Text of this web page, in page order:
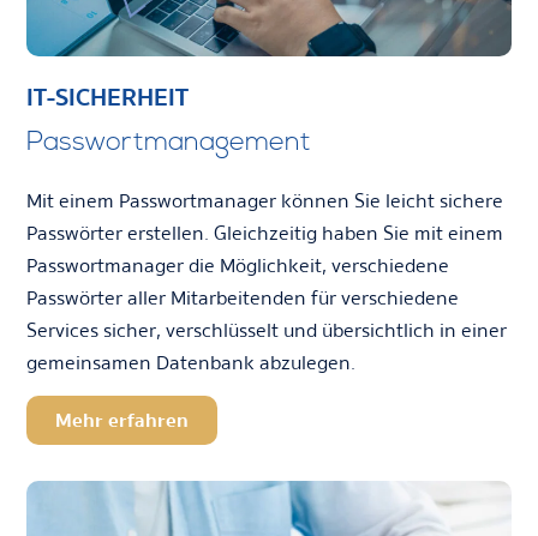
IT-SICHERHEIT
Passwortmanagement
Mit einem Passwortmanager können Sie leicht sichere
Passwörter erstellen. Gleichzeitig haben Sie mit einem
Passwortmanager die Möglichkeit, verschiedene
Passwörter aller Mitarbeitenden für verschiedene
Services sicher, verschlüsselt und übersichtlich in einer
gemeinsamen Datenbank abzulegen.
Mehr erfahren